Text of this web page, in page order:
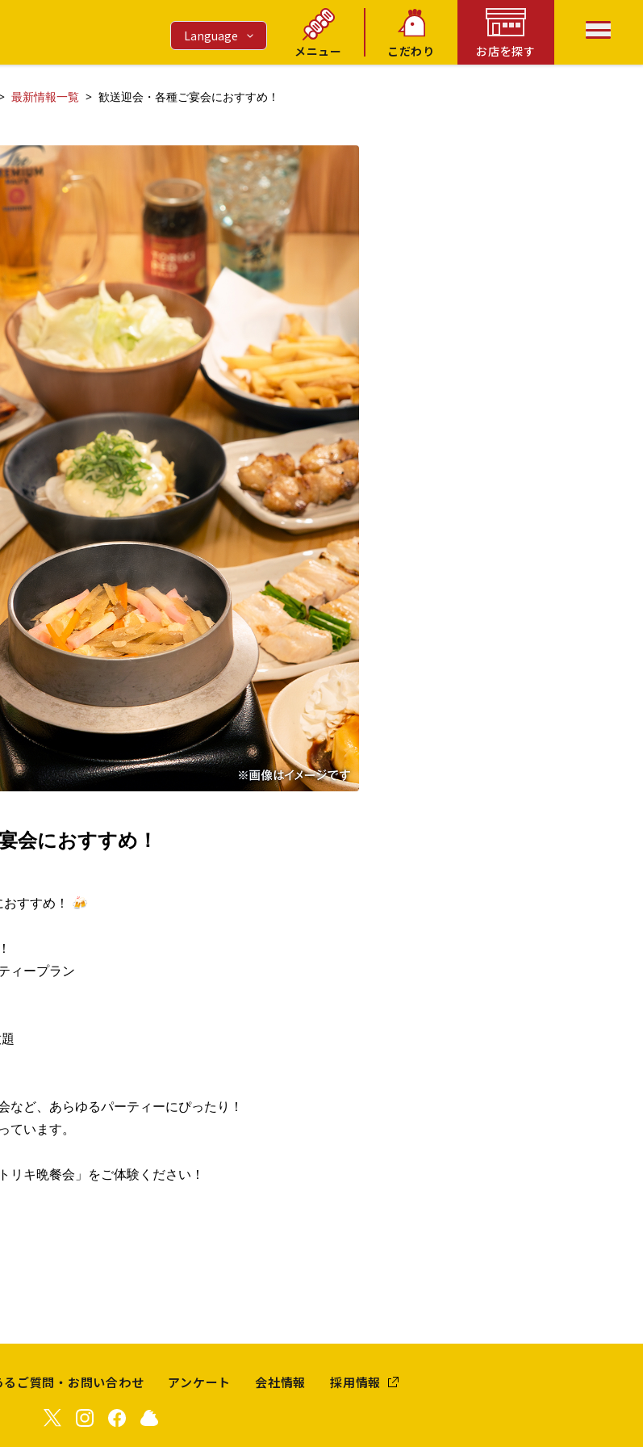
Language
メニュー
こだわり お店を探す
最新情報一覧 歓送迎会・各種ご宴会におすすめ！
会におすすめ！
すすめ！ 🍻
ィープラン
など、あらゆるパーティーにぴったり！
ています。
リキ晩餐会」をご体験ください！
るご質問・お問い合わせ アンケート 会社情報 採用情報